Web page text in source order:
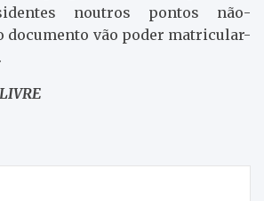
noutros pontos não-
documento vão poder matricular-